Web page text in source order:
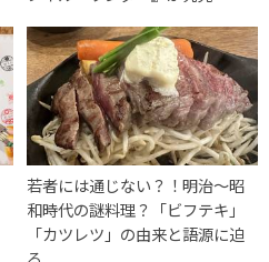
若者には通じない？！明治〜昭
和時代の謎料理？「ビフテキ」
「カツレツ」の由来と語源に迫